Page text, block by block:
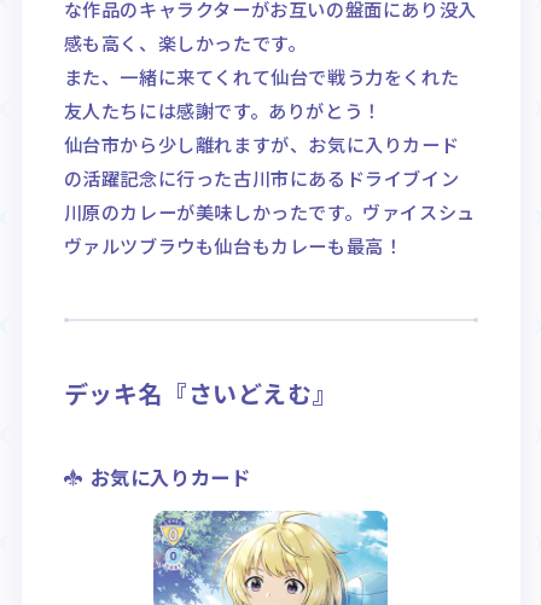
な作品のキャラクターがお互いの盤面にあり没入
感も高く、楽しかったです。
また、一緒に来てくれて仙台で戦う力をくれた
友人たちには感謝です。ありがとう！
仙台市から少し離れますが、お気に入りカード
の活躍記念に行った古川市にあるドライブイン
川原のカレーが美味しかったです。ヴァイスシュ
ヴァルツブラウも仙台もカレーも最高！
デッキ名『さいどえむ』
お気に入りカード